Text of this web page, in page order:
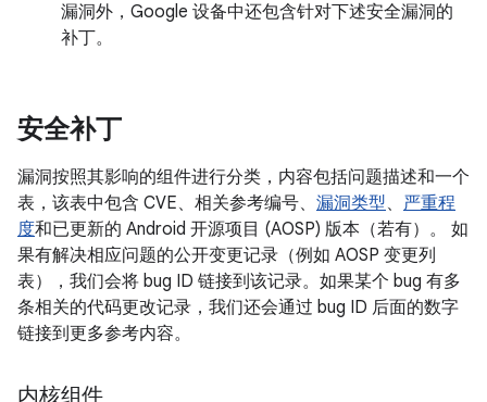
漏洞外，Google 设备中还包含针对下述安全漏洞的
补丁。
安全补丁
漏洞按照其影响的组件进行分类，内容包括问题描述和一个
表，该表中包含 CVE、相关参考编号、 漏洞类型、 严重程
度和已更新的 Android 开源项目 (AOSP) 版本（若有）。 如
果有解决相应问题的公开变更记录（例如 AOSP 变更列
表），我们会将 bug ID 链接到该记录。如果某个 bug 有多
条相关的代码更改记录，我们还会通过 bug ID 后面的数字
链接到更多参考内容。
内核组件